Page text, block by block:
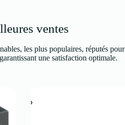
ventes
les plus populaires, réputés
une satisfaction optimale.